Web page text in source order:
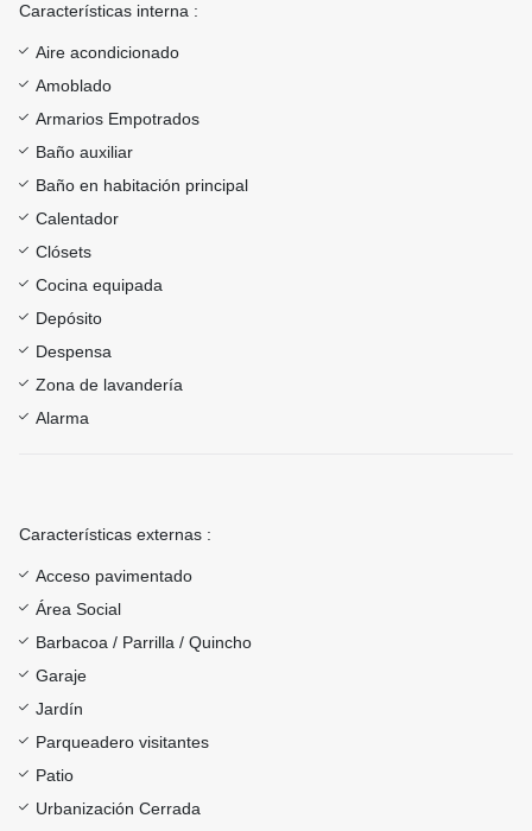
Características interna :
Aire acondicionado
Amoblado
Armarios Empotrados
Baño auxiliar
Baño en habitación principal
Calentador
Clósets
Cocina equipada
Depósito
Despensa
Zona de lavandería
Alarma
Características externas :
Acceso pavimentado
Área Social
Barbacoa / Parrilla / Quincho
Garaje
Jardín
Parqueadero visitantes
Patio
Urbanización Cerrada